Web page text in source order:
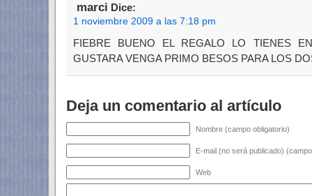
marci Dice:
1 noviembre 2009 a las 7:18 pm
FIEBRE BUENO EL REGALO LO TIENES
GUSTARA VENGA PRIMO BESOS PARA LOS
Deja un comentario al artículo
Nombre (campo obligatorio)
E-mail (no será publicado)
Web